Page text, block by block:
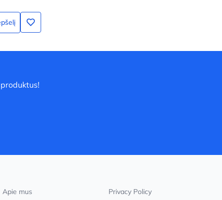
Apie mus Privacy Policy